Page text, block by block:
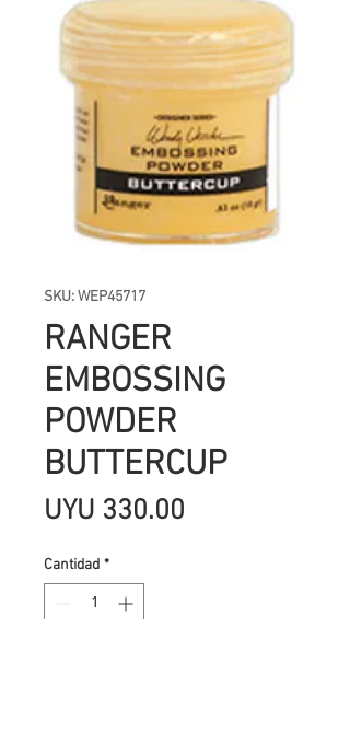
SKU: WEP45717
RANGER
EMBOSSING
POWDER
BUTTERCUP
UYU 330.00
Cantidad *